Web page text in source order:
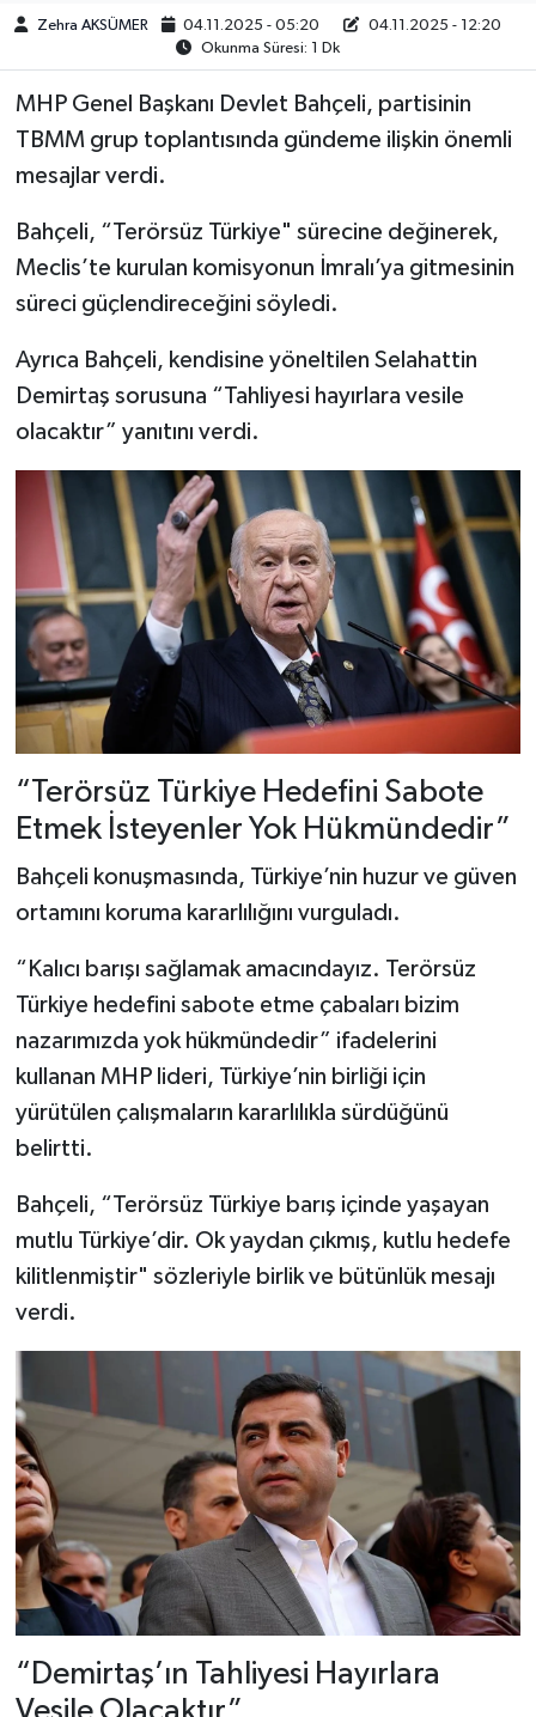
Zehra AKSÜMER 04.11.2025 - 05:20
04.11.2025 - 12:20
Okunma Süresi: 1 Dk
MHP Genel Başkanı Devlet Bahçeli, partisinin
TBMM grup toplantısında gündeme ilişkin önemli
mesajlar verdi.
Bahçeli, “Terörsüz Türkiye" sürecine değinerek,
Meclis’te kurulan komisyonun İmralı’ya gitmesinin
süreci güçlendireceğini söyledi.
Ayrıca Bahçeli, kendisine yöneltilen Selahattin
Demirtaş sorusuna “Tahliyesi hayırlara vesile
olacaktır” yanıtını verdi.
“Terörsüz Türkiye Hedefini Sabote
Etmek İsteyenler Yok Hükmündedir”
Bahçeli konuşmasında, Türkiye’nin huzur ve güven
ortamını koruma kararlılığını vurguladı.
“Kalıcı barışı sağlamak amacındayız. Terörsüz
Türkiye hedefini sabote etme çabaları bizim
nazarımızda yok hükmündedir” ifadelerini
kullanan MHP lideri, Türkiye’nin birliği için
yürütülen çalışmaların kararlılıkla sürdüğünü
belirtti.
Bahçeli, “Terörsüz Türkiye barış içinde yaşayan
mutlu Türkiye’dir. Ok yaydan çıkmış, kutlu hedefe
kilitlenmiştir" sözleriyle birlik ve bütünlük mesajı
verdi.
“Demirtaş’ın Tahliyesi Hayırlara